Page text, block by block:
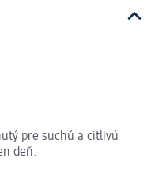
pre suchú a citlivú
deň.